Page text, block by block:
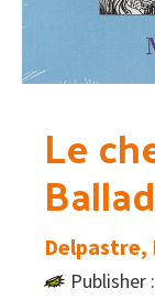
Le
Delpastre,
Publisher :